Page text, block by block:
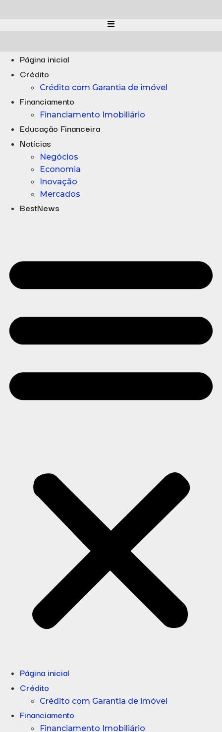
Página inicial
Crédito
Crédito com Garantia de imóvel
Financiamento
Financiamento Imobiliário
Educação Financeira
Notícias
Negócios
Economia
Inovação
Mercados
BestNews
Página inicial
Crédito
Crédito com Garantia de imóvel
Financiamento
Financiamento Imobiliário